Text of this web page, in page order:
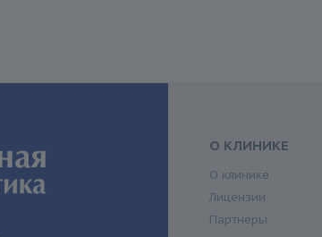
О КЛИНИКЕ
О клинике
Лицензии
Партнеры